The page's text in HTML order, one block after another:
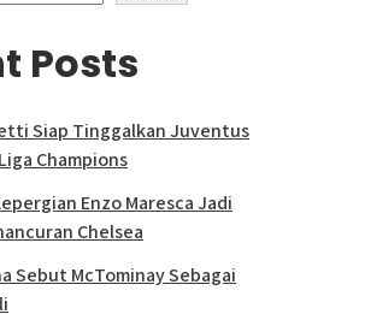
Posts
Siap Tinggalkan Juventus
Champions
Enzo Maresca Jadi
Chelsea
Sebut McTominay Sebagai